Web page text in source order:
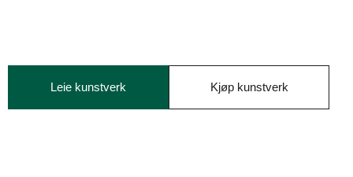
Leie kunstverk Kjøp kunstverk